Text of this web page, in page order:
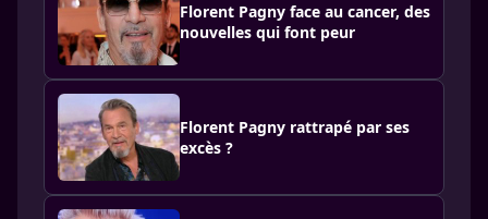
Florent Pagny face au cancer, des
nouvelles qui font peur
Florent Pagny rattrapé par ses
excès ?